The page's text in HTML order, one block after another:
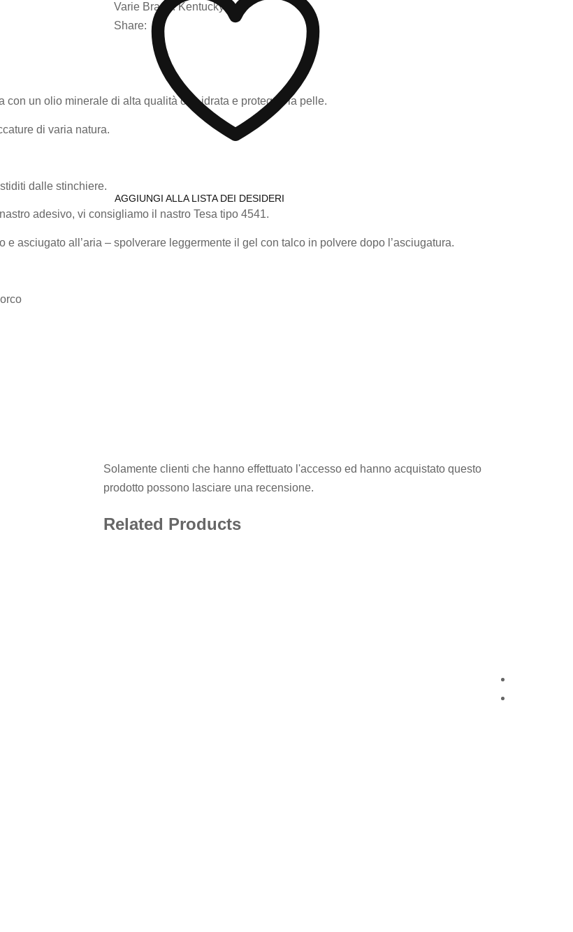
AGGIUNGI ALLA LISTA DEI DESIDERI
Varie Brand:Kentucky
Share:
con un olio minerale di alta qualità che idrata e protegge la pelle.
di varia natura.
dalle stinchiere.
adesivo, vi consigliamo il nastro Tesa tipo 4541.
e asciugato all’aria – spolverare leggermente il gel con talco in polvere dopo l’asciugatura.
Solamente clienti che hanno effettuato l'accesso ed hanno acquistato questo
prodotto possono lasciare una recensione.
Related Products